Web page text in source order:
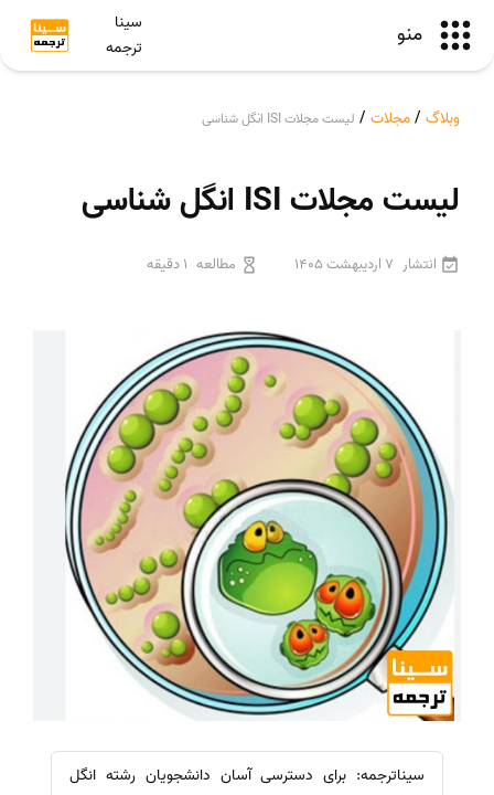
منو
سینا
ترجمه
وبلاگ /مجلات / لیست مجلات ISI انگل شناسی
لیست مجلات ISI انگل شناسی
انتشار 7 اردیبهشت 1405 مطالعه 1 دقیقه
سیناترجمه: برای دسترسی آسان دانشجویان رشته انگل